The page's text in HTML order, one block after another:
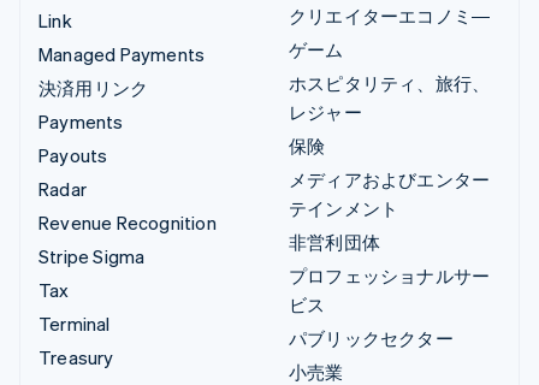
Link
Managed Payments
決済用リンク
Payments
Payouts
Radar
Revenue Recognition
Stripe Sigma
Tax
Terminal
Treasury
クリエイターエコノミ―
ゲーム
ホスピタリティ、旅行、
レジャー
保険
メディアおよびエンター
テインメント
非営利団体
プロフェッショナルサー
ビス
パブリックセクター
小売業